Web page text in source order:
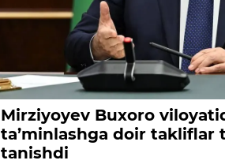
Mirziyoyev Buxoro
ta’minlashga doir takliflar
tanishdi